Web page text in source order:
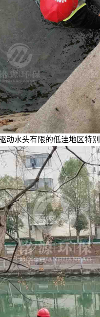
动水头有限的低洼地区特